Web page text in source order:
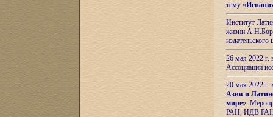
тему «
Институт
жизни
26 мая 2022
Ассоциации
20 мая 2022
Азия и
мире».
РАН, ИДВ